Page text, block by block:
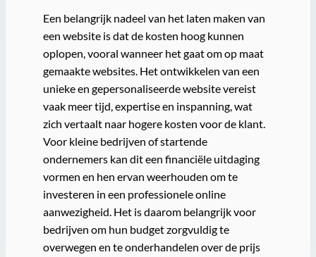
Een belangrijk nadeel van het laten maken van
een website is dat de kosten hoog kunnen
oplopen, vooral wanneer het gaat om op maat
gemaakte websites. Het ontwikkelen van een
unieke en gepersonaliseerde website vereist
vaak meer tijd, expertise en inspanning, wat
zich vertaalt naar hogere kosten voor de klant.
Voor kleine bedrijven of startende
ondernemers kan dit een financiële uitdaging
vormen en hen ervan weerhouden om te
investeren in een professionele online
aanwezigheid. Het is daarom belangrijk voor
bedrijven om hun budget zorgvuldig te
overwegen en te onderhandelen over de prijs